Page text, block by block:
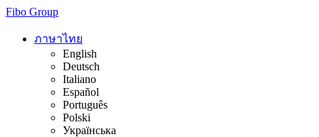
Fibo Group
ภาษาไทย
English
Deutsch
Italiano
Español
Português
Polski
Українська